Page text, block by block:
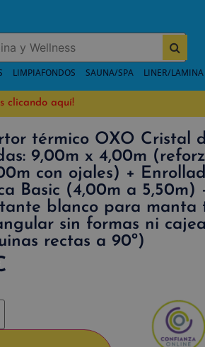
LIMPIAFONDOS SAUNA/SPA LINER/LAMINA
clicando aquí!
térmico OXO Cristal
9,00m x 4,00m
con ojales) +
Basic (4,00m a 5,50m)
blanco para manta
sin formas ni
rectas a 90º)